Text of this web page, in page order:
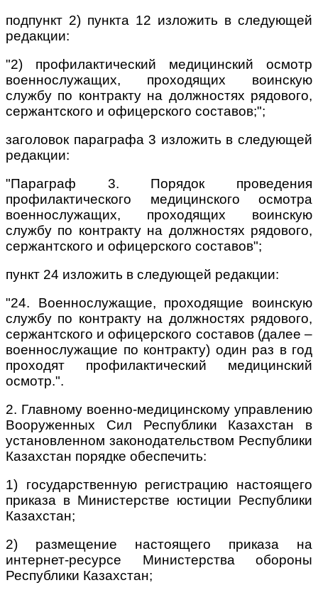
подпункт 2) пункта 12 изложить в следующей
редакции:
"2) профилактический медицинский осмотр
военнослужащих, проходящих воинскую
службу по контракту на должностях рядового,
сержантского и офицерского составов;";
заголовок параграфа 3 изложить в следующей
редакции:
"Параграф 3. Порядок проведения
профилактического медицинского осмотра
военнослужащих, проходящих воинскую
службу по контракту на должностях рядового,
сержантского и офицерского составов";
пункт 24 изложить в следующей редакции:
"24. Военнослужащие, проходящие воинскую
службу по контракту на должностях рядового,
сержантского и офицерского составов (далее –
военнослужащие по контракту) один раз в год
проходят профилактический медицинский
осмотр.".
2. Главному военно-медицинскому управлению
Вооруженных Сил Республики Казахстан в
установленном законодательством Республики
Казахстан порядке обеспечить:
1) государственную регистрацию настоящего
приказа в Министерстве юстиции Республики
Казахстан;
2) размещение настоящего приказа на
интернет-ресурсе Министерства обороны
Республики Казахстан;